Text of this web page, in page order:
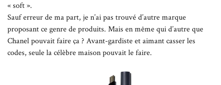
« soft ».
Sauf erreur de ma part, je n’ai pas trouvé d’autre marque
proposant ce genre de produits. Mais en même qui d’autre que
Chanel pouvait faire ça ? Avant-gardiste et aimant casser les
codes, seule la célèbre maison pouvait le faire.